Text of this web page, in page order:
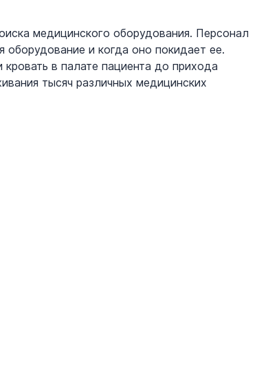
медицинского оборудования. Персонал
оборудование и когда оно покидает ее.
в палате пациента до прихода
тысяч различных медицинских